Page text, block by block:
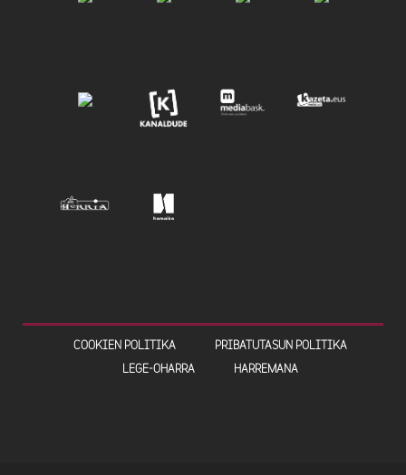
COOKIEN POLITIKA
PRIBATUTASUN POLITIKA
LEGE-OHARRA
HARREMANA